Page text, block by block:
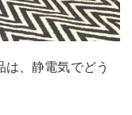
、静電気でどう